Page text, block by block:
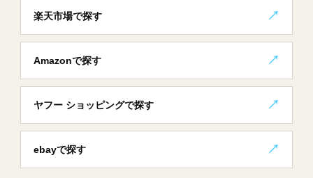
楽天市場で探す
Amazonで探す
ヤフー ショッピングで探す
ebayで探す